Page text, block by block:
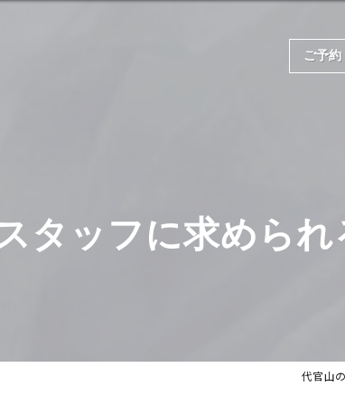
ご予約
タッフに求められ
代官山